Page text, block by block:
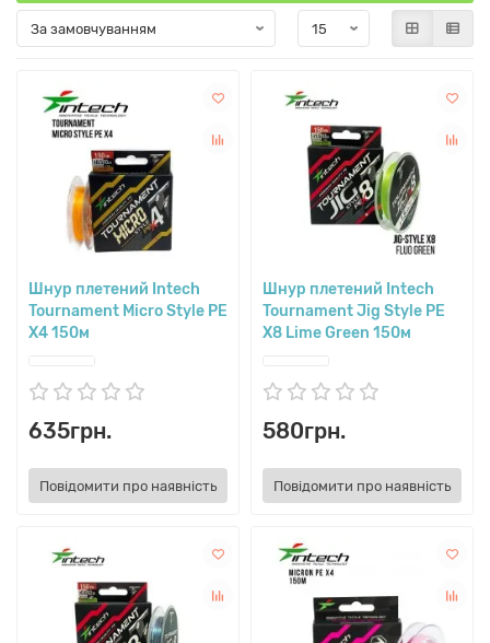
Шнур плетений Intech
Tournament Micro Style PE
X4 150м
635грн.
Повідомити про наявність
Шнур плетений Intech
Tournament Jig Style PE
X8 Lime Green 150м
580грн.
Повідомити про наявність